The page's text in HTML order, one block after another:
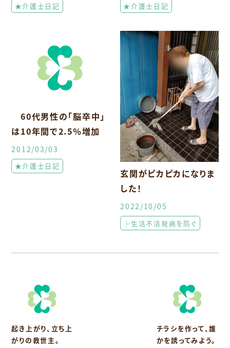
★介護士日記 ★介護士日記
60代男性の「脳卒中」
は10年間で2.5％増加
2012/03/03
★介護士日記
玄関がピカピカになりま
した！
2022/10/05
├生活不活発病を防ぐ
起き上がり、立ち上
がりの救世主。
チラシを作って、誰
かを誘ってみよう。